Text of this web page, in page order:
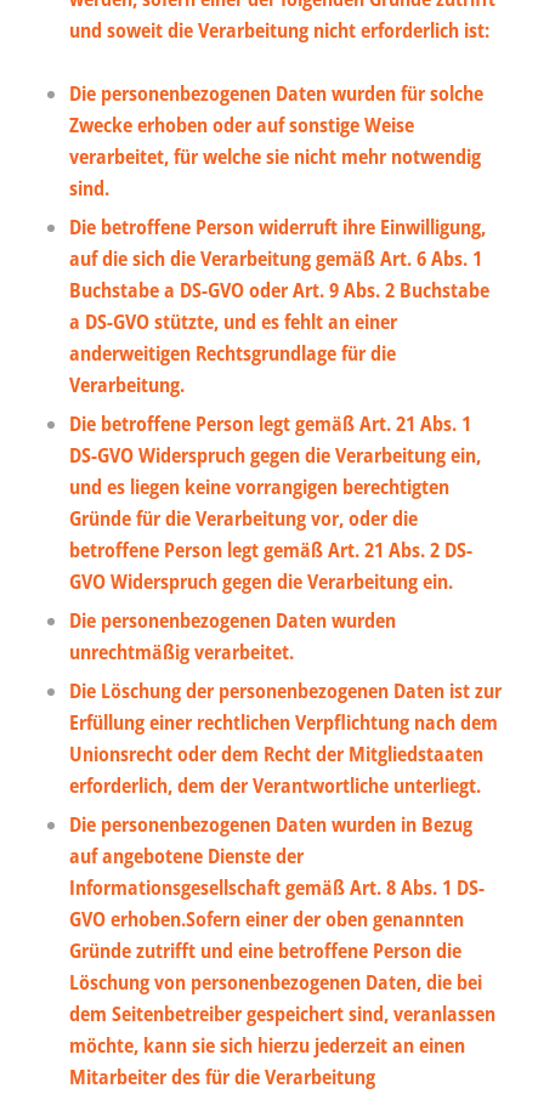
und soweit die Verarbeitung nicht erforderlich ist:
Die personenbezogenen Daten wurden für solche
Zwecke erhoben oder auf sonstige Weise
verarbeitet, für welche sie nicht mehr notwendig
sind.
Die betroffene Person widerruft ihre Einwilligung,
auf die sich die Verarbeitung gemäß Art. 6 Abs. 1
Buchstabe a DS-GVO oder Art. 9 Abs. 2 Buchstabe
a DS-GVO stützte, und es fehlt an einer
anderweitigen Rechtsgrundlage für die
Verarbeitung.
Die betroffene Person legt gemäß Art. 21 Abs. 1
DS-GVO Widerspruch gegen die Verarbeitung ein,
und es liegen keine vorrangigen berechtigten
Gründe für die Verarbeitung vor, oder die
betroffene Person legt gemäß Art. 21 Abs. 2 DS-
GVO Widerspruch gegen die Verarbeitung ein.
Die personenbezogenen Daten wurden
unrechtmäßig verarbeitet.
Die Löschung der personenbezogenen Daten ist zur
Erfüllung einer rechtlichen Verpflichtung nach dem
Unionsrecht oder dem Recht der Mitgliedstaaten
erforderlich, dem der Verantwortliche unterliegt.
Die personenbezogenen Daten wurden in Bezug
auf angebotene Dienste der
Informationsgesellschaft gemäß Art. 8 Abs. 1 DS-
GVO erhoben.Sofern einer der oben genannten
Gründe zutrifft und eine betroffene Person die
Löschung von personenbezogenen Daten, die bei
dem Seitenbetreiber gespeichert sind, veranlassen
möchte, kann sie sich hierzu jederzeit an einen
Mitarbeiter des für die Verarbeitung